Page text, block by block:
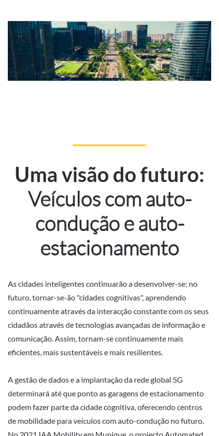
Uma visão do futuro:
Veículos com auto-
condução e auto-
estacionamento
As cidades inteligentes continuarão a desenvolver-se: no
futuro, tornar-se-ão "cidades cognitivas", aprendendo
continuamente através da interacção constante com os seus
cidadãos através de tecnologias avançadas de informação e
comunicação. Assim, tornam-se continuamente mais
eficientes, mais sustentáveis e mais resilientes.
A gestão de dados e a implantação da rede global 5G
determinará até que ponto as garagens de estacionamento
podem fazer parte da cidade cognitiva, oferecendo centros
de mobilidade para veículos com auto-condução no futuro.
No 2021 IAA Mobility em Munique, o projecto Automated